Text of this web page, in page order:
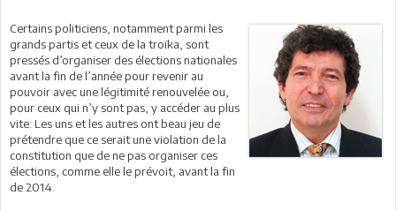
Certains politiciens, notamment parmi les
grands partis et ceux de la troïka, sont
pressés d’organiser des élections nationales
avant la fin de l’année pour revenir au
pouvoir avec une légitimité renouvelée ou,
pour ceux qui n’y sont pas, y accéder au plus
vite. Les uns et les autres ont beau jeu de
prétendre que ce serait une violation de la
constitution que de ne pas organiser ces
élections, comme elle le prévoit, avant la fin
de 2014.